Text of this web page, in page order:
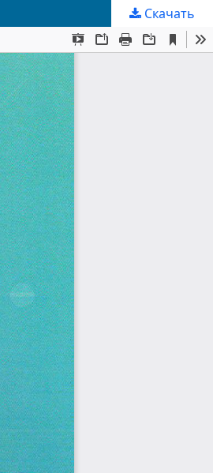
Скачать